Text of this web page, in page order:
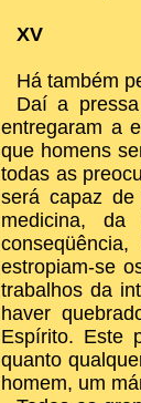
XV
Há também
Daí a
entregaram a
que homens
todas as
será capaz
medicina,
estropiam-se
trabalhos da
haver
Espírito. Este
quanto
homem, um